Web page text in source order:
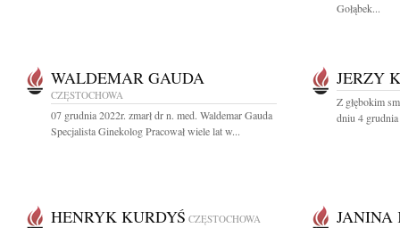
Gołąbek...
WALDEMAR GAUDA
CZĘSTOCHOWA
07 grudnia 2022r. zmarł dr n. med. Waldemar Gauda
Specjalista Ginekolog Pracował wiele lat w...
JERZY
Z głębokim
dniu 4
HENRYK KURDYŚ CZĘSTOCHOWA JANINA